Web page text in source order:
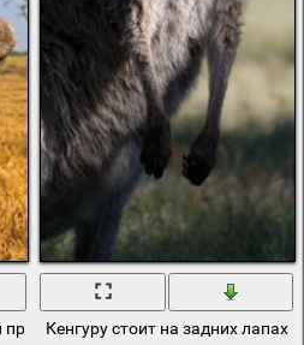
природеКенгуру стоит на задних лапах